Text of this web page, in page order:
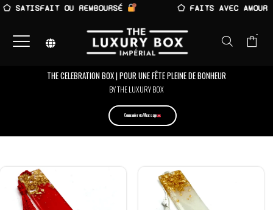
OU REMBOURSÉ ⬠ FAITS AVEC AMOUR
-
THE CELEBRATION BOX | POUR UNE FÊTE PLEINE DE BONHEUR
BY THE LUXURY BOX
Commander via Whatsapp